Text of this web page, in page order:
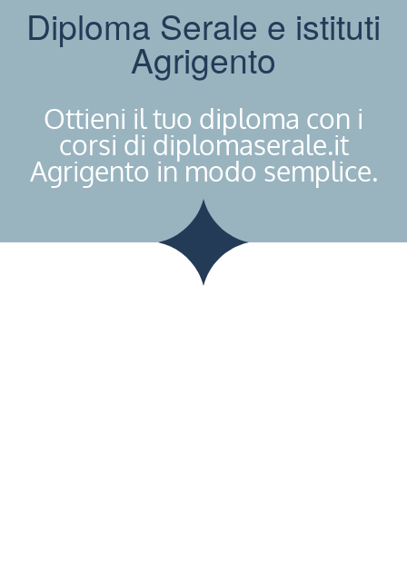
Diploma Serale e istituti
Agrigento
Ottieni il tuo diploma con i
corsi di diplomaserale.it
Agrigento in modo semplice.